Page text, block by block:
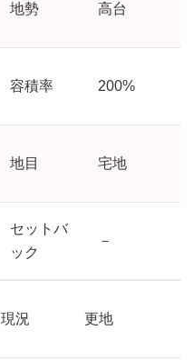
地勢 高台
容積率 200%
地目 宅地
セットバ
ック
－
現況 更地